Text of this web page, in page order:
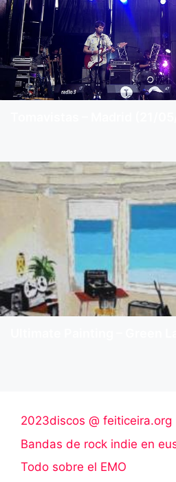
2023discos @ feiticeira.org
Bandas de rock indie en
Todo sobre el EMO